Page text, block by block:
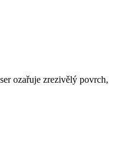
ozařuje zrezivělý povrch,